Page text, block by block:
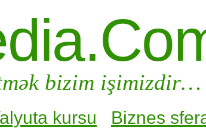
bizim işimizdir…
kursu Biznes